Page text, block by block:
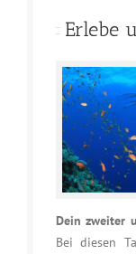
Erlebe
Dein zweiter
Bei diesen